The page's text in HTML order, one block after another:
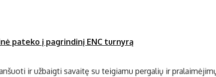
pateko į pagrindinį ENC turnyrą
ir užbaigti savaitę su teigiamu pergalių ir